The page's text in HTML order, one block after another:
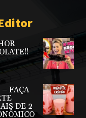
FAÇA
DE 2